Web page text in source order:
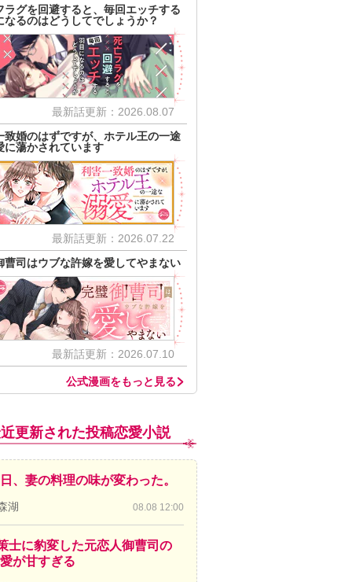
ラグを回避すると、毎回エッチする
なるのはどうしてでしょうか？
最新話更新：2026.08.07
致婚のはずですが、ホテル王の一途
に蕩かされています
最新話更新：2026.07.22
曹司はウブな許嫁を愛してやまない
最新話更新：2026.07.10
公式漫画をもっと見る
更新された投稿恋愛小説
、妻の料理の味が変わった。
湖 08.08 12:00
士に豹変した元恋人御曹司の
が甘すぎる